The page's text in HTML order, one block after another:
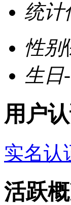
统计
性别
生日-
用户
实名认
活跃